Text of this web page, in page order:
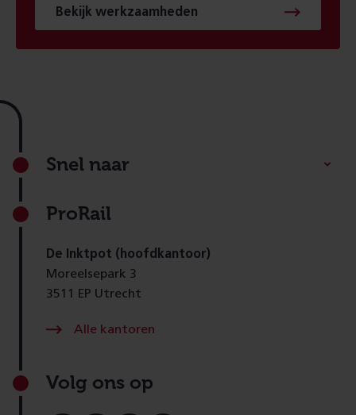
Bekijk werkzaamheden
Footer
Snel naar
ProRail
De Inktpot (hoofdkantoor)
Moreelsepark 3
3511 EP Utrecht
Alle kantoren
Volg ons op